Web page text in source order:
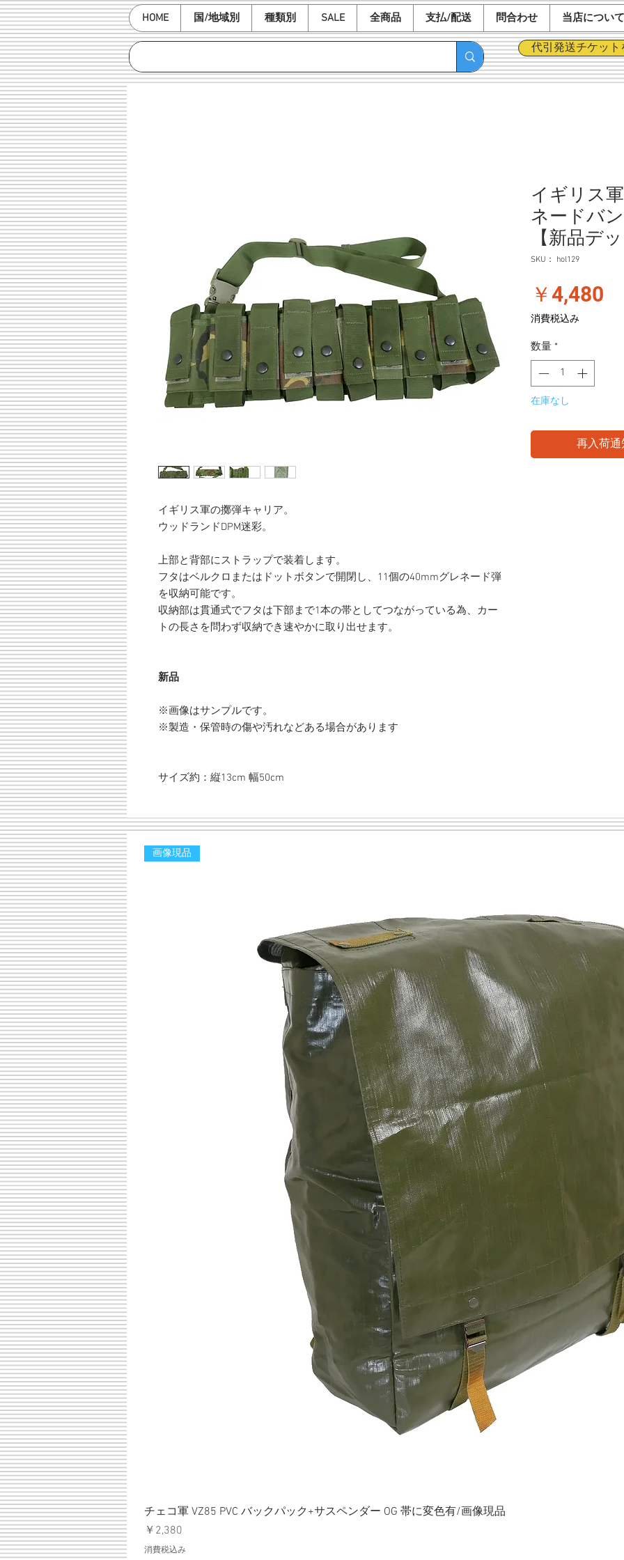
HOME 国/地域別 種類別 SALE 全商品 支払/配送 問合わせ 当店について
代引発送チケッ
イギリス軍の擲弾キャリア。
ウッドランドDPM迷彩。
上部と背部にストラップで装着します。
フタはベルクロまたはドットボタンで開閉し、11個の40mmグレネード弾
を収納可能です。
収納部は貫通式でフタは下部まで1本の帯としてつながっている為、カー
トの長さを問わず収納でき速やかに取り出せます。
新品
※画像はサンプルです。
※製造・保管時の傷や汚れなどある場合があります
サイズ約：縦13cm 幅50cm
イギリス
ネードバ
【新品デ
SKU： hol129
￥4,480
消費税込み
数量 *
在庫なし
再入荷
画像現品
チェコ軍 VZ85 PVC バックパック+サスペンダー OG 帯に変色有/画像現品
価格
￥2,380
消費税込み